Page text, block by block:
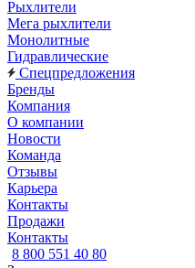
Рыхлители
Мега рыхлители
Монолитные
Гидравлические
Спецпредложения
Бренды
Компания
О компании
Новости
Команда
Отзывы
Карьера
Контакты
Продажи
Контакты
8 800 551 40 80